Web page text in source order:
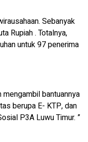
Sebanyak
Rupiah . Totalnya,
untuk 97 penerima
mengambil bantuannya
berupa E- KTP, dan
P3A Luwu Timur. ”